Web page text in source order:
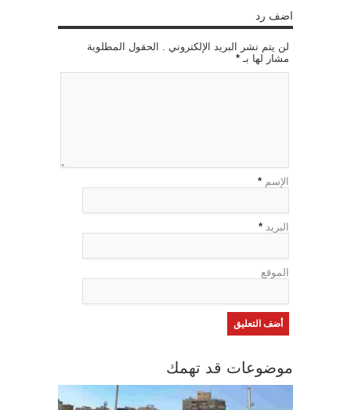
اضف رد
لن يتم نشر البريد الإلكتروني . الحقول المطلوبة
مشار لها بـ *
الإسم *
البريد *
الموقع
موضوعات قد تهمك